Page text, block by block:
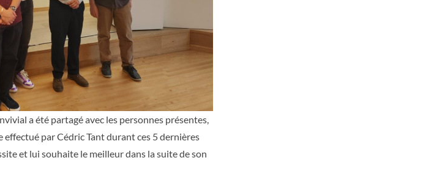
a été partagé avec les personnes présentes,
par Cédric Tant durant ces 5 dernières
et lui souhaite le meilleur dans la suite de son